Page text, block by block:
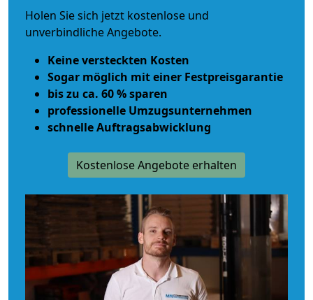
Holen Sie sich jetzt kostenlose und
unverbindliche Angebote.
Keine versteckten Kosten
Sogar möglich mit einer Festpreisgarantie
bis zu ca. 60 % sparen
professionelle Umzugsunternehmen
schnelle Auftragsabwicklung
Kostenlose Angebote erhalten